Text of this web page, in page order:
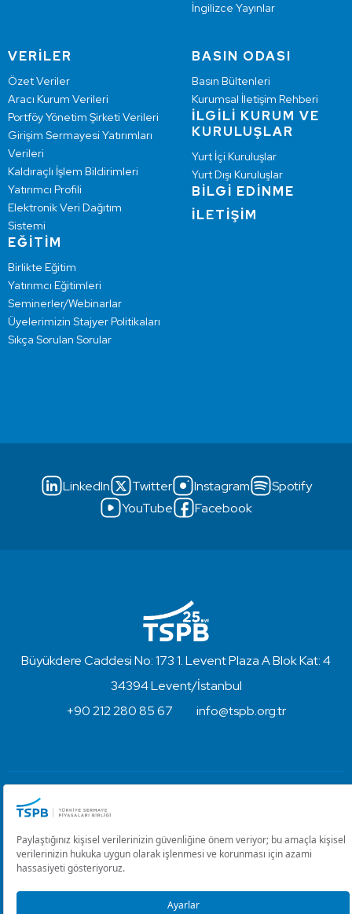
İngilizce Yayınlar
VERİLER
Özet Veriler
Aracı Kurum Verileri
Portföy Yönetim Şirketi Verileri
Girişim Sermayesi Yatırımları
Verileri
Kaldıraçlı İşlem Bildirimleri
Yatırımcı Profili
Elektronik Veri Dağıtım
Sistemi
EĞİTİM
Birlikte Eğitim
Yatırımcı Eğitimleri
Seminerler/Webinarlar
Üyelerimizin Stajyer Politikaları
Sıkça Sorulan Sorular
BASIN ODASI
Basın Bültenleri
Kurumsal İletişim Rehberi
İLGİLİ KURUM VE
KURULUŞLAR
Yurt İçi Kuruluşlar
Yurt Dışı Kuruluşlar
BİLGİ EDİNME
İLETİŞİM
LinkedIn Twitter Instagram
Spotify
YouTube
Facebook
Büyükdere Caddesi No: 173 1. Levent Plaza A Blok Kat: 4
34394 Levent/İstanbul
+90 212 280 85 67
info@tspb.org.tr
Kullanım Koşulları ve Gizlilik
Çerez Ayarlarını Düzenle